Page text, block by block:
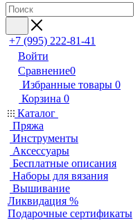
+7 (995) 222-81-41
Войти
Сравнение0
Избранные товары 0
Корзина 0
Каталог
Пряжа
Инструменты
Аксессуары
Бесплатные описания
Наборы для вязания
Вышивание
Ликвидация %
Подарочные сертификаты